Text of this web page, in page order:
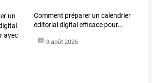
Comment préparer un calendrier
éditorialdigitalefficace pour…
3 août 2026